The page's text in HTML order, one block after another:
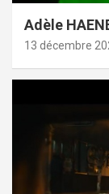
Adèle
13 décembre